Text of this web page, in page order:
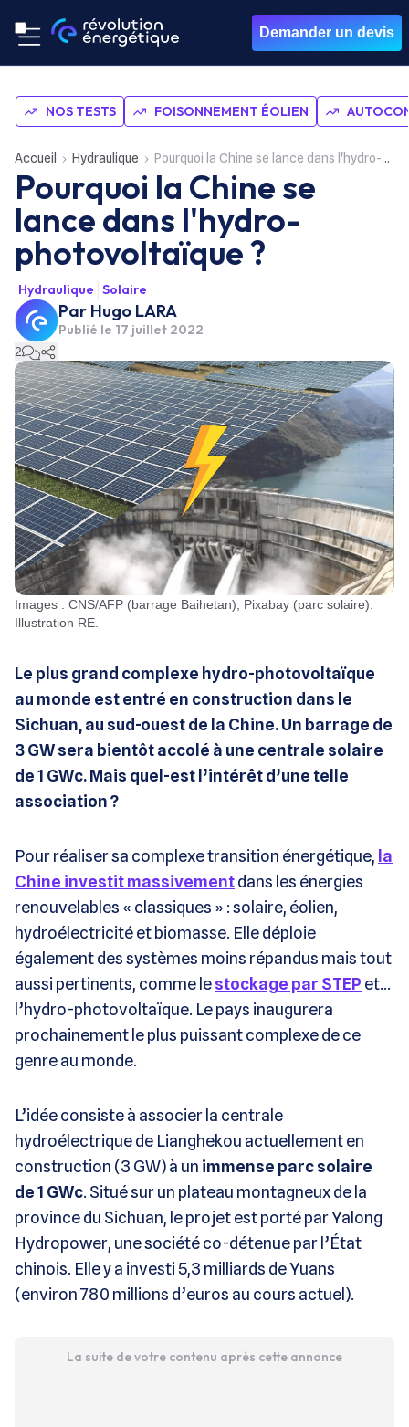
Demander un devis
NOS TESTS FOISONNEMENT ÉOLIEN
Accueil Hydraulique Pourquoi la Chine se lance dans l'hydro-photovoltaïque ?
Pourquoi la Chine se
lance dans l'hydro-
photovoltaïque ?
Hydraulique Solaire
Par Hugo LARA
Publié le 17 juillet 2022
2
Images : CNS/AFP (barrage Baihetan), Pixabay (parc solaire).
Illustration RE.
Le plus grand complexe hydro-photovoltaïque
au monde est entré en construction dans le
Sichuan, au sud-ouest de la Chine. Un barrage de
3 GW sera bientôt accolé à une centrale solaire
de 1 GWc. Mais quel-est l’intérêt d’une telle
association ?
Pour réaliser sa complexe transition énergétique, la
Chine investit massivementdans les énergies
renouvelables « classiques » : solaire, éolien,
hydroélectricité et biomasse. Elle déploie
également des systèmes moins répandus mais tout
aussi pertinents, comme lestockage par STEP et…
l’hydro-photovoltaïque. Le pays inaugurera
prochainement le plus puissant complexe de ce
genre au monde.
L’idée consiste à associer la centrale
hydroélectrique de Lianghekou actuellement en
construction (3 GW) à un immense parc solaire
de 1 GWc. Situé sur un plateau montagneux de la
province du Sichuan, le projet est porté par Yalong
Hydropower, une société co-détenue par l’État
chinois. Elle y a investi 5,3 milliards de Yuans
(environ 780 millions d’euros au cours actuel).
La suite de votre contenu après cette annonce